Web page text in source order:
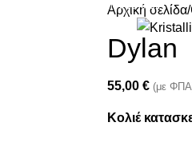
Join our newsletter and enjoy 10% Off
Αρχική σελίδα
Dylan
55,00 € (με
Κολιέ